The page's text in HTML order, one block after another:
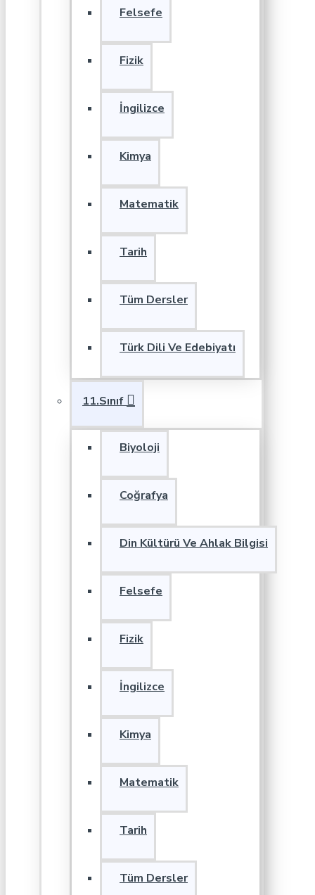
Felsefe
Fizik
İngilizce
Kimya
Matematik
Tarih
Tüm Dersler
Türk Dili Ve Edebiyatı
11.Sınıf
Biyoloji
Coğrafya
Din Kültürü Ve Ahlak Bilgisi
Felsefe
Fizik
İngilizce
Kimya
Matematik
Tarih
Tüm Dersler